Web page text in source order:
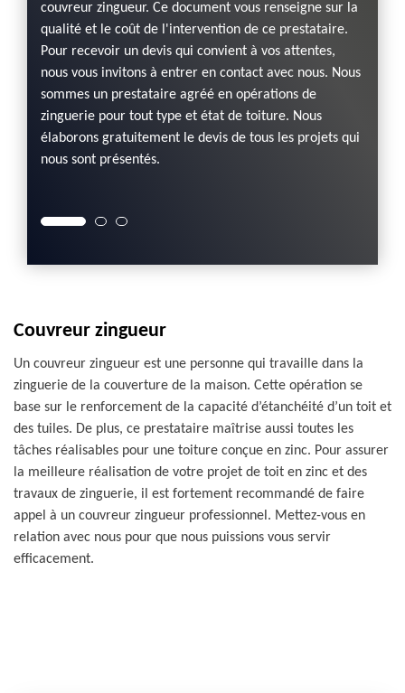
couvreur zingueur. Ce document vous renseigne sur la
qualité et le coût de l'intervention de ce prestataire.
Pour recevoir un devis qui convient à vos attentes,
nous vous invitons à entrer en contact avec nous. Nous
sommes un prestataire agréé en opérations de
zinguerie pour tout type et état de toiture. Nous
élaborons gratuitement le devis de tous les projets qui
nous sont présentés.
Couvreur zingueur
Un couvreur zingueur est une personne qui travaille dans la
zinguerie de la couverture de la maison. Cette opération se
base sur le renforcement de la capacité d’étanchéité d’un toit et
des tuiles. De plus, ce prestataire maîtrise aussi toutes les
tâches réalisables pour une toiture conçue en zinc. Pour assurer
la meilleure réalisation de votre projet de toit en zinc et des
travaux de zinguerie, il est fortement recommandé de faire
appel à un couvreur zingueur professionnel. Mettez-vous en
relation avec nous pour que nous puissions vous servir
efficacement.